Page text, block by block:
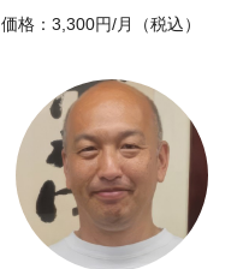
価格：3,300円/月（税込）